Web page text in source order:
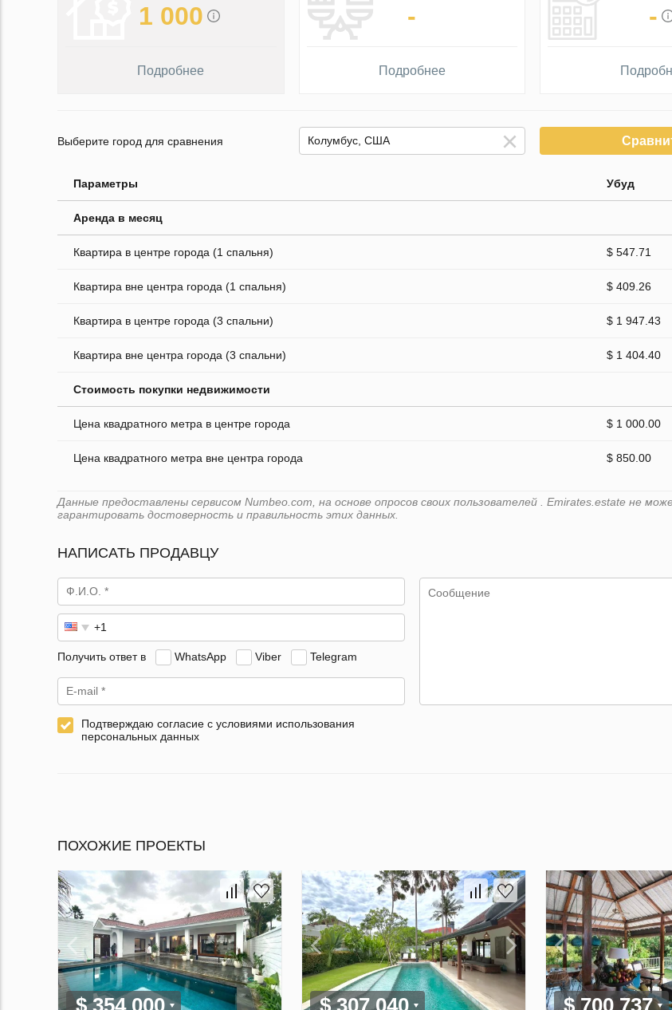
1 000
Подробнее
-
Подробнее
-
Выберите город для сравнения
Параметры Убуд
Аренда в месяц
Квартира в центре города (1 спальня) $ 547.71
Квартира вне центра города (1 спальня) $ 409.26
Квартира в центре города (3 спальни) $ 1 947.43
Квартира вне центра города (3 спальни) $ 1 404.40
Стоимость покупки недвижимости
Цена квадратного метра в центре города $ 1 000.00
Цена квадратного метра вне центра города $ 850.00
Данные предоставлены сервисом Numbeo.com, на основе опросов своих пользователей . Emirates.estate не
гарантировать достоверность и правильность этих данных.
НАПИСАТЬ ПРОДАВЦУ
Получить ответ в WhatsApp Viber Telegram
Подтверждаю согласие с условиями использования
персональных данных
ПОХОЖИЕ ПРОЕКТЫ
$ 354 000 $ 307 040 $ 700 737